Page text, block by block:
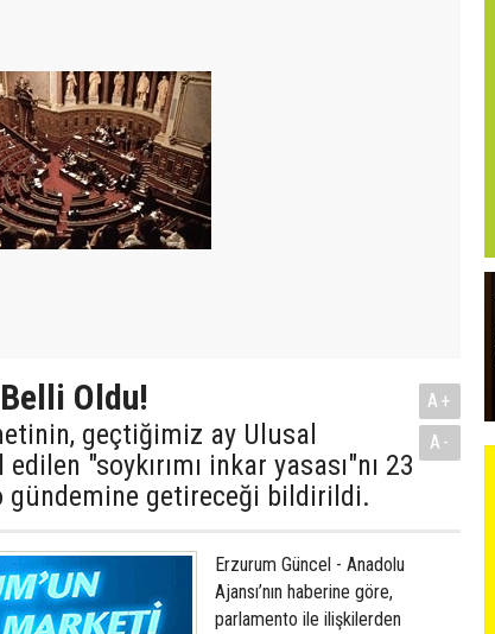
Oldu!
geçtiğimiz ay Ulusal
"soykırımı inkar yasası"nı 23
gündemine getireceği bildirildi.
A+
A-
Erzurum Güncel - Anadolu
Ajansı’nın haberine göre,
parlamento ile ilişkilerden